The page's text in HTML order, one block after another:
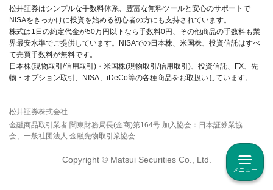
メニュー
松井証券はシンプルな手数料体系、豊富な無料ツールと安心のサポートで
NISAをきっかけに投資を始める初心者の方にも支持されています。
株式は1日の約定代金が50万円以下なら手数料0円、その他商品の手数料も業
界最安水準でご提供しています。NISAでの日本株、米国株、投資信託はすべ
て売買手数料が無料です。
日本株(現物取引/信用取引)・米国株(現物取引/信用取引)、投資信託、FX、先
物・オプション取引、NISA、iDeCo等の各種商品をお取扱いしています。
松井証券株式会社
金融商品取引業者 関東財務局長(金商)第164号 加入協会：日本証券業協
会、一般社団法人 金融先物取引業協会
Copyright © Matsui Securities Co., Ltd.